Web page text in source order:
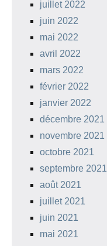
juillet 2022
juin 2022
mai 2022
avril 2022
mars 2022
février 2022
janvier 2022
décembre 2021
novembre 2021
octobre 2021
septembre 2021
août 2021
juillet 2021
juin 2021
mai 2021